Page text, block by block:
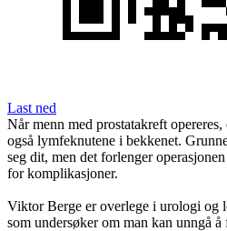
Last ned
Når menn med prostatakreft
også lymfeknutene i bekkenet.
seg dit, men det forlenger
for komplikasjoner.
Viktor Berge er overlege i urologi og
som undersøker om man kan unngå